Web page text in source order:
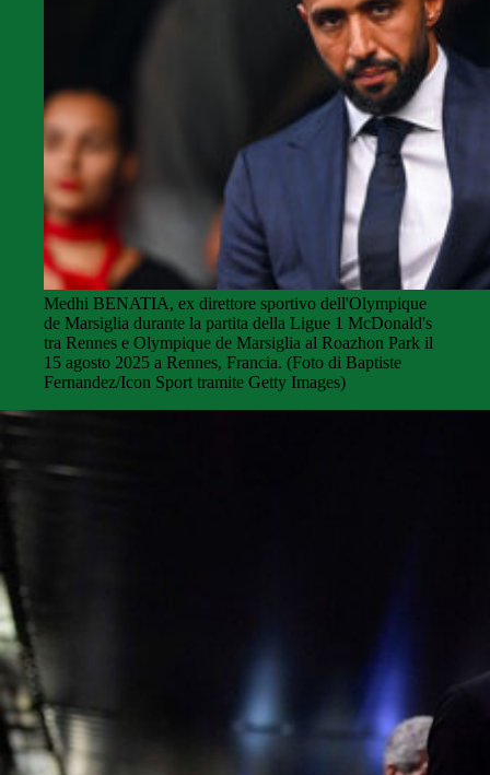
Medhi BENATIA, ex direttore sportivo dell'Olympique
de Marsiglia durante la partita della Ligue 1 McDonald's
tra Rennes e Olympique de Marsiglia al Roazhon Park il
15 agosto 2025 a Rennes, Francia. (Foto di Baptiste
Fernandez/Icon Sport tramite Getty Images)